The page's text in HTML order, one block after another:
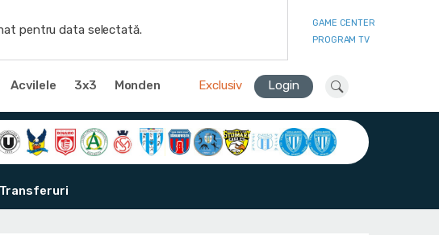
pentru data selectată.
GAME CENTER
PROGRAM TV
Acvilele 3x3 Monden Exclusiv Login
Transferuri